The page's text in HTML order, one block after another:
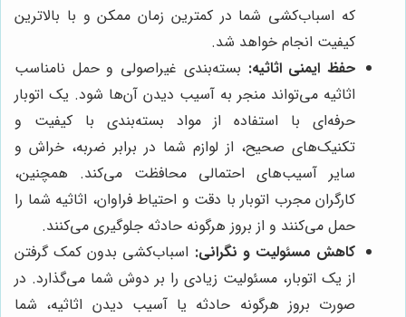
که اسباب‌کشی شما در کمترین زمان ممکن و با بالاترین
کیفیت انجام خواهد شد.
حفظ ایمنی اثاثیه: بسته‌بندی غیراصولی و حمل نامناسب
اثاثیه می‌تواند منجر به آسیب دیدن آن‌ها شود. یک اتوبار
حرفه‌ای با استفاده از مواد بسته‌بندی با کیفیت و
تکنیک‌های صحیح، از لوازم شما در برابر ضربه، خراش و
سایر آسیب‌های احتمالی محافظت می‌کند. همچنین،
کارگران مجرب اتوبار با دقت و احتیاط فراوان، اثاثیه شما را
حمل می‌کنند و از بروز هرگونه حادثه جلوگیری می‌کنند.
کاهش مسئولیت و نگرانی: اسباب‌کشی بدون کمک گرفتن
از یک اتوبار، مسئولیت زیادی را بر دوش شما می‌گذارد. در
صورت بروز هرگونه حادثه یا آسیب دیدن اثاثیه، شما